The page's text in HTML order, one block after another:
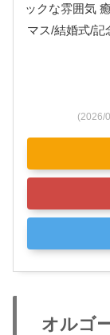
ックな雰囲気
マス/結婚式/記
(2026/
オルゴ